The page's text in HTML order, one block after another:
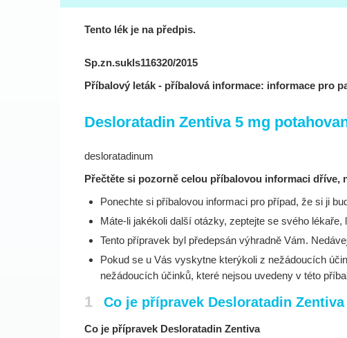
Tento lék je na předpis.
Sp.zn.sukls116320/2015
Příbalový leták - příbalová informace: informace pro
Desloratadin Zentiva 5 mg
desloratadinum
Přečtěte si pozorně celou příbalovou informaci dříve,
Ponechte si příbalovou informaci pro případ, že si ji
Máte-li jakékoli další otázky, zeptejte se svého
Tento přípravek byl předepsán výhradně Vám.
Pokud se u Vás vyskytne kterýkoli z nežádoucích
nežádoucích účinků, které nejsou uvedeny v této
1 Co je přípravek Desloratadin
Co je přípravek Desloratadin Zentiva